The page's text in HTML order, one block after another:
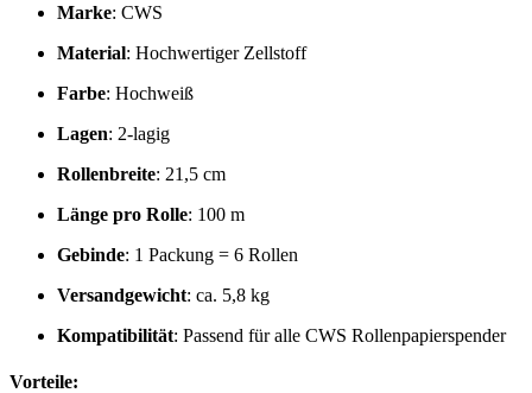
Marke: CWS
Material: Hochwertiger Zellstoff
Farbe: Hochweiß
Lagen: 2-lagig
Rollenbreite: 21,5 cm
Länge pro Rolle: 100 m
Gebinde: 1 Packung = 6 Rollen
Versandgewicht: ca. 5,8 kg
Kompatibilität: Passend für alle CWS Rollenpapierspender
Vorteile: